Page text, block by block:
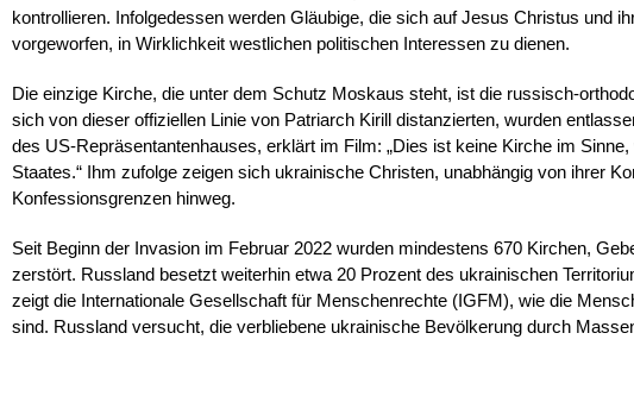
kontrollieren. Infolgedessen werden Gläubige, die sich auf Jesus Christus und
vorgeworfen, in Wirklichkeit westlichen politischen Interessen zu dienen.
Die einzige Kirche, die unter dem Schutz Moskaus steht, ist die russisch-
sich von dieser offiziellen Linie von Patriarch Kirill distanzierten, wurden
des US-Repräsentantenhauses, erklärt im Film: „Dies ist keine Kirche im
Staates.“ Ihm zufolge zeigen sich ukrainische Christen, unabhängig von ihrer
Konfessionsgrenzen hinweg.
Seit Beginn der Invasion im Februar 2022 wurden mindestens 670 Kirchen,
zerstört. Russland besetzt weiterhin etwa 20 Prozent des ukrainischen
zeigt die Internationale Gesellschaft für Menschenrechte (IGFM), wie die
sind. Russland versucht, die verbliebene ukrainische Bevölkerung durch